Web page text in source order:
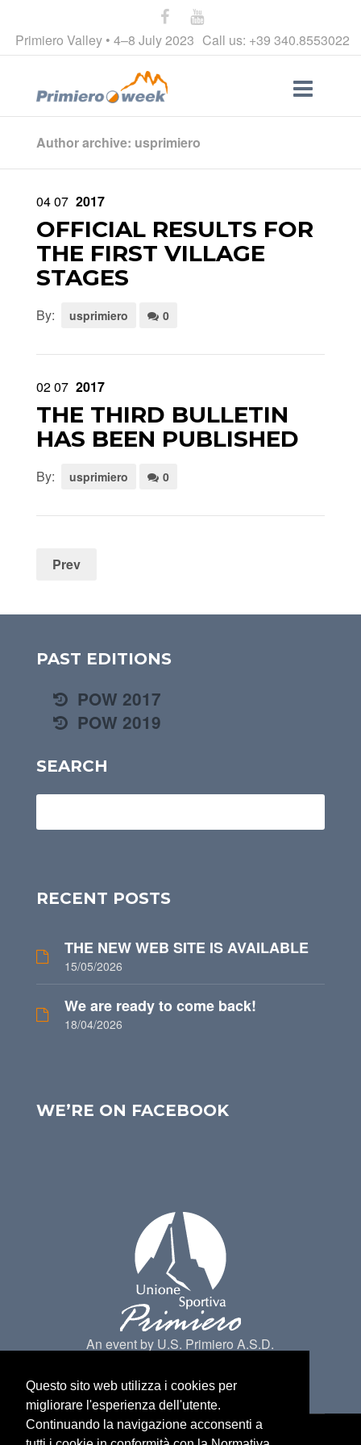
Primiero Valley • 4–8 July 2023 Call us: +39 340.8553022
Author archive: usprimiero
0407 2017
OFFICIAL RESULTS FOR
THE FIRST VILLAGE
STAGES
By: usprimiero 0
0207 2017
THE THIRD BULLETIN
HAS BEEN PUBLISHED
By: usprimiero 0
Prev
PAST EDITIONS
POW 2017
POW 2019
SEARCH
RECENT POSTS
THE NEW WEB SITE IS AVAILABLE
15/05/2026
We are ready to come back!
18/04/2026
WE’RE ON FACEBOOK
An event by U.S. Primiero A.S.D.
Questo sito web utilizza i cookies per
migliorare l'esperienza dell'utente.
Continuando la navigazione acconsenti a